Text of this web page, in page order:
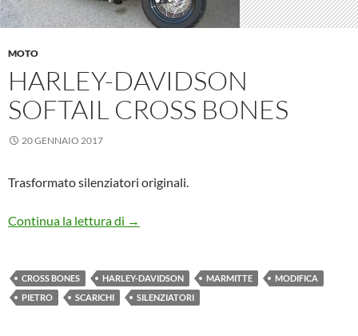
MOTO
HARLEY-DAVIDSON
SOFTAIL CROSS BONES
20 GENNAIO 2017
Trasformato silenziatori originali.
Continua la lettura di Harley-Davidson Softail Cross Bones
→
CROSS BONES HARLEY-DAVIDSON MARMITTE
MODIFICA
PIETRO
SCARICHI SILENZIATORI